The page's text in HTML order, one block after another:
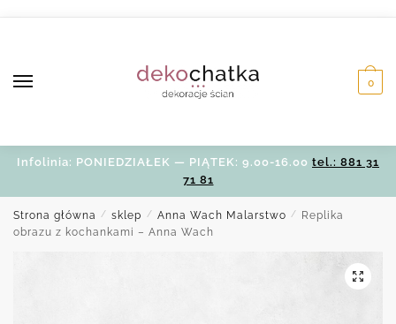
0
Infolinia: PONIEDZIAŁEK — PIĄTEK: 9.00-16.00 tel.: 881 31
71 81
Strona główna / sklep / Anna Wach Malarstwo /
Replika
obrazu z kochankami – Anna Wach